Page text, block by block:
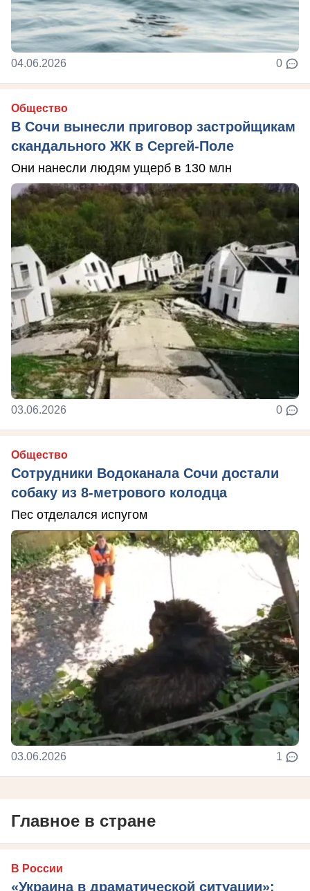
04.06.2026 0
Общество
В Сочи вынесли приговор застройщикам
скандального ЖК в Сергей-Поле
Они нанесли людям ущерб в 130 млн
03.06.2026 0
Общество
Сотрудники Водоканала Сочи достали
собаку из 8-метрового колодца
Пес отделался испугом
03.06.2026 1
Главное в стране
В России
«Украина в драматической ситуации»: